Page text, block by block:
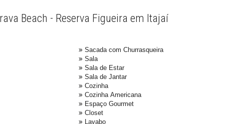
Beach - Reserva Figueira em Itajaí
Sacada com Churrasqueira
Sala
Sala de Estar
Sala de Jantar
Cozinha
Cozinha Americana
Espaço Gourmet
Closet
Lavabo